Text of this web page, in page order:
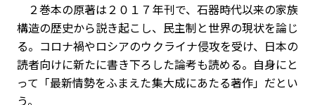
２巻本の原著は２０１７年刊で、石器時代以来の家族
構造の歴史から説き起こし、民主制と世界の現状を論じ
る。コロナ禍やロシアのウクライナ侵攻を受け、日本の
読者向けに新たに書き下ろした論考も読める。自身にと
って「最新情勢をふまえた集大成にあたる著作」だとい
う。